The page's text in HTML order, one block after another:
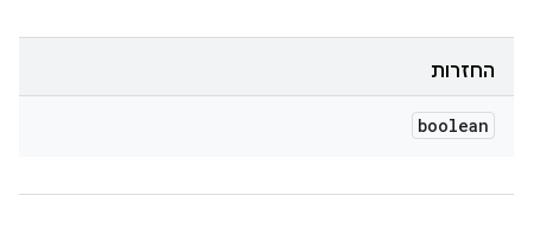
החזרות
boolean